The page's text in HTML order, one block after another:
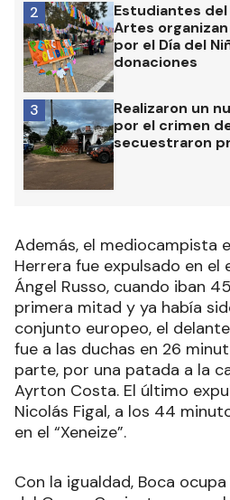
Estudiantes
Artes
por el Día del
donaciones
2
Realizaron un
por el crimen
secuestraron
3
Además, el mediocampista
Herrera fue expulsado en el
Ángel Russo, cuando iban
primera mitad y ya había
conjunto europeo, el
fue a las duchas en 26
parte, por una patada a la
Ayrton Costa. El último
Nicolás Figal, a los 44
en el “Xeneize”.
Con la igualdad, Boca